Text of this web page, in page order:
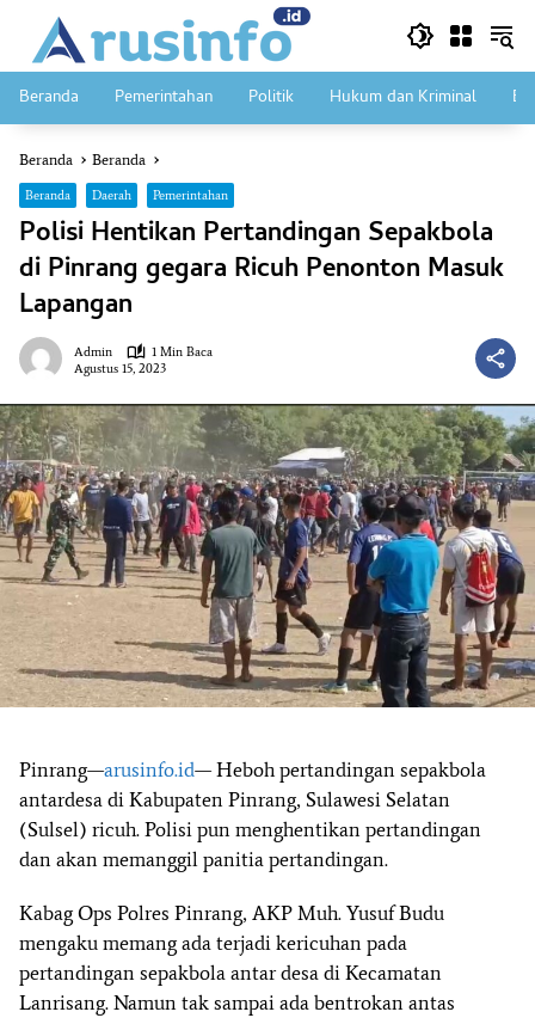
konten
Beranda Pemerintahan Politik Hukum dan Kriminal
Beranda Beranda
Beranda Daerah Pemerintahan
Polisi Hentikan Pertandingan Sepakbola
di Pinrang gegara Ricuh Penonton Masuk
Lapangan
Admin
1 Min Baca
Agustus 15, 2023
Pinrang—arusinfo.id— Heboh pertandingan sepakbola
antardesa di Kabupaten Pinrang, Sulawesi Selatan
(Sulsel) ricuh. Polisi pun menghentikan pertandingan
dan akan memanggil panitia pertandingan.
Kabag Ops Polres Pinrang, AKP Muh. Yusuf Budu
mengaku memang ada terjadi kericuhan pada
pertandingan sepakbola antar desa di Kecamatan
Lanrisang. Namun tak sampai ada bentrokan antas